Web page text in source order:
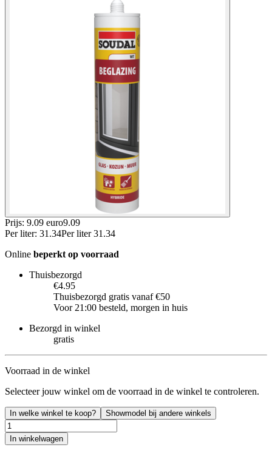
Prijs: 9.09 euro9.09
Per liter: 31.34Per liter 31.34
Online beperkt op voorraad
Thuisbezorgd
€4.95
Thuisbezorgd gratis vanaf €50
Voor 21:00 besteld, morgen in huis
Bezorgd in winkel
gratis
Voorraad in de winkel
Selecteer jouw winkel om de voorraad in de winkel te controleren.
In welke winkel te koop? Showmodel bij andere winkels
In winkelwagen